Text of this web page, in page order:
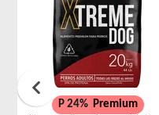
P 24% Premium